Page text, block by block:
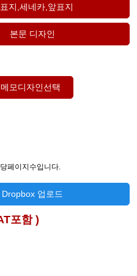
메모디자인선택
페이지수입니다.
Dropbox 업로드
포함 )